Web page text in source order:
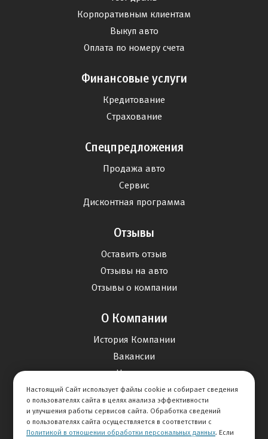
Корпоративным клиентам
Выкуп авто
Оплата по номеру счета
Финансовые услуги
Кредитование
Страхование
Спецпредложения
Продажа авто
Сервис
Дисконтная программа
Отзывы
Оставить отзыв
Отзывы на авто
Отзывы о компании
О Компании
История Компании
Вакансии
Новости
Карта сайта
Контакты
Настоящий Сайт использует файлы cookie и собирает сведения
о пользователях сайта в целях анализа эффективности
и улучшения работы сервисов сайта. Обработка сведений
о пользователях сайта осуществляется в соответствии с
Политикой в отношении обработки персональных данных. Если